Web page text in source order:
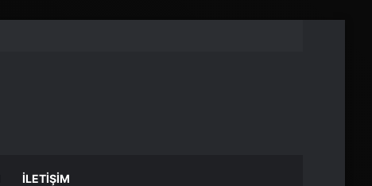
İLETIŞIM